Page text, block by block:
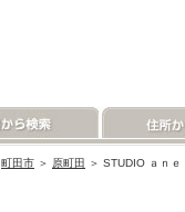
町田市 ＞ 原町田 ＞ STUDIO ａｎ